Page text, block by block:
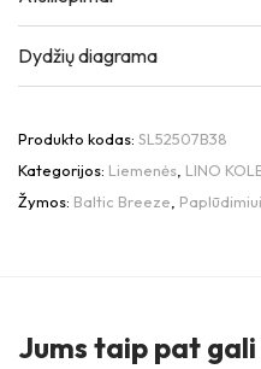
Dydžių diagrama
Produkto kodas: SL52507B38
Kategorijos: Liemenės LINO
Žymos: Baltic Breeze Paplūdimiui
Jums taip pat